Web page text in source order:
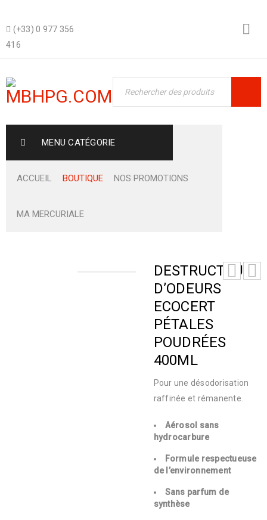
(+33) 0 977 356
416
MENU CATÉGORIE
ACCUEIL BOUTIQUE NOS PROMOTIONS
MA MERCURIALE
DESTRUCTEUR
D’ODEURS
ECOCERT
PÉTALES
POUDRÉES
400ML
Pour une désodorisation
raffinée et rémanente.
Aérosol sans
hydrocarbure
Formule respectueuse
de l’environnement
Sans parfum de
synthèse